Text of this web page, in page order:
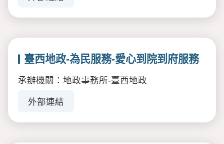
臺西地政-為民服務-愛心到院到府服務
承辦機關：地政事務所-臺西地政
外部連結